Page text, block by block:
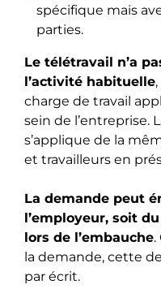
spécifique mais
parties.
Le télétravail n’a
l’activité habituelle
charge de travail
sein de l’entreprise.
s’applique de la
et travailleurs en
La demande peut
l’employeur, soit
lors de l’embauche.
la demande, cette
par écrit.